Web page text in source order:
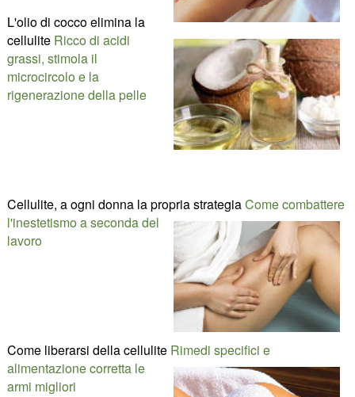
L'olio di cocco elimina la
cellulite Ricco di acidi
grassi, stimola il
microcircolo e la
rigenerazione della pelle
Cellulite, a ogni donna la propria strategiaCome combattere
l'inestetismo a seconda del
lavoro
Come liberarsi della cellulite Rimedi specifici e
alimentazione corretta le
armi migliori